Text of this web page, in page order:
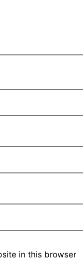
in this browser